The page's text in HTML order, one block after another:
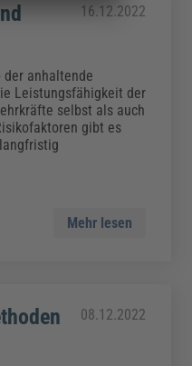
16.12.2022
anhaltende
Leistungsfähigkeit der
selbst als auch
gibt es
Mehr lesen
08.12.2022